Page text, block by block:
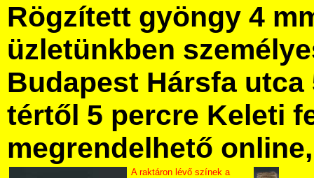
Rögzített gyöngy 4
üzletünkben
Budapest Hársfa utca
tértől 5 percre Keleti
megrendelhető
A raktáron lévő színek a